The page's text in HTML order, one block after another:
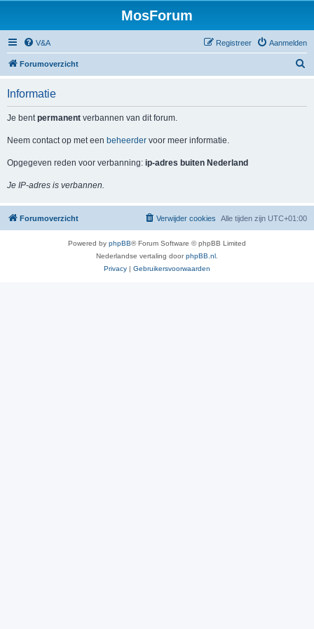
MosForum
V&A Aanmelden
Registreer
Forumoverzicht
Informatie
Je bentpermanent verbannen van dit forum.
Neem contact op met een beheerder voor meer informatie.
Opgegeven reden voor verbanning: ip-adres buiten Nederland
Je IP-adres is verbannen.
Forumoverzicht Alle tijden zijn UTC+01:00
Verwijder cookies
Powered by phpBB® Forum Software © phpBB Limited
Nederlandse vertaling doorphpBB.nl
Privacy | Gebruikersvoorwaarden